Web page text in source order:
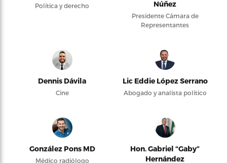
Política y derecho Núñez
Presidente Cámara de
Representantes
Dennis Dávila
Cine
Lic Eddie López Serrano
Abogado y analista político
González Pons MD
Médico radiólogo
Hon. Gabriel “Gaby”
Hernández